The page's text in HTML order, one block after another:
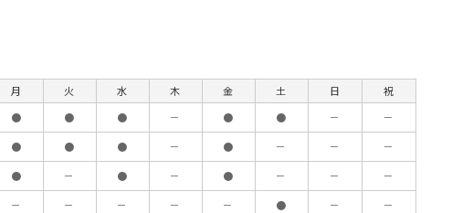
月 火 水 木 金 土 日
祝
● ● ● － ● ● －
－
● ● ● － ● － －
－
● － ● － ● － －
－
－ － － － － ● － －